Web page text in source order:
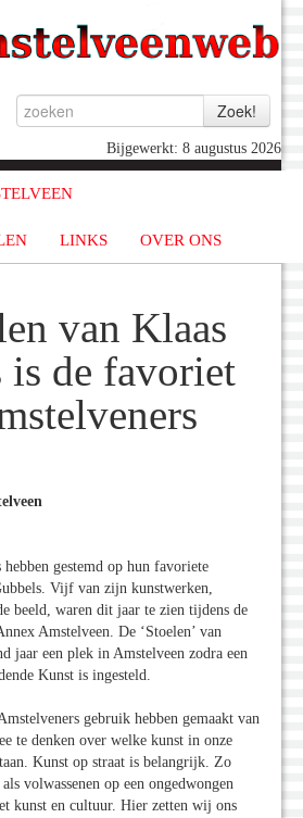
Bijgewerkt: 8 augustus 2026
LINKS OVER ONS
van Klaas
is de favoriet
gestemd op hun favoriete
Vijf van zijn kunstwerken,
beeld, waren dit jaar te zien tijdens de
Amstelveen. De ‘Stoelen’ van
jaar een plek in Amstelveen zodra een
Kunst is ingesteld.
gebruik hebben gemaakt van
te denken over welke kunst in onze
Kunst op straat is belangrijk. Zo
volwassenen op een ongedwongen
kunst en cultuur. Hier zetten wij ons